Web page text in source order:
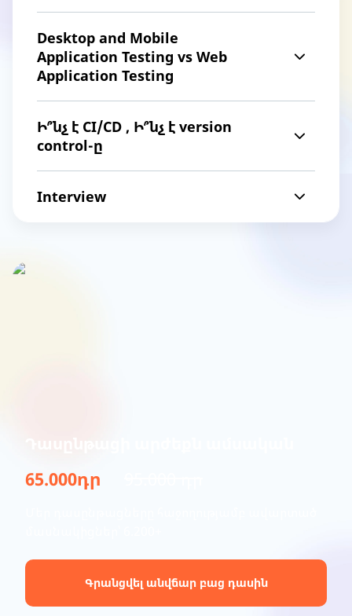
Desktop and Mobile
Application Testing vs Web
Application Testing
Ի՞նչ է CI/CD , Ի՞նչ է version
control-ը
Interview
65.000դր
Գրանցվել անվճար բաց դասին